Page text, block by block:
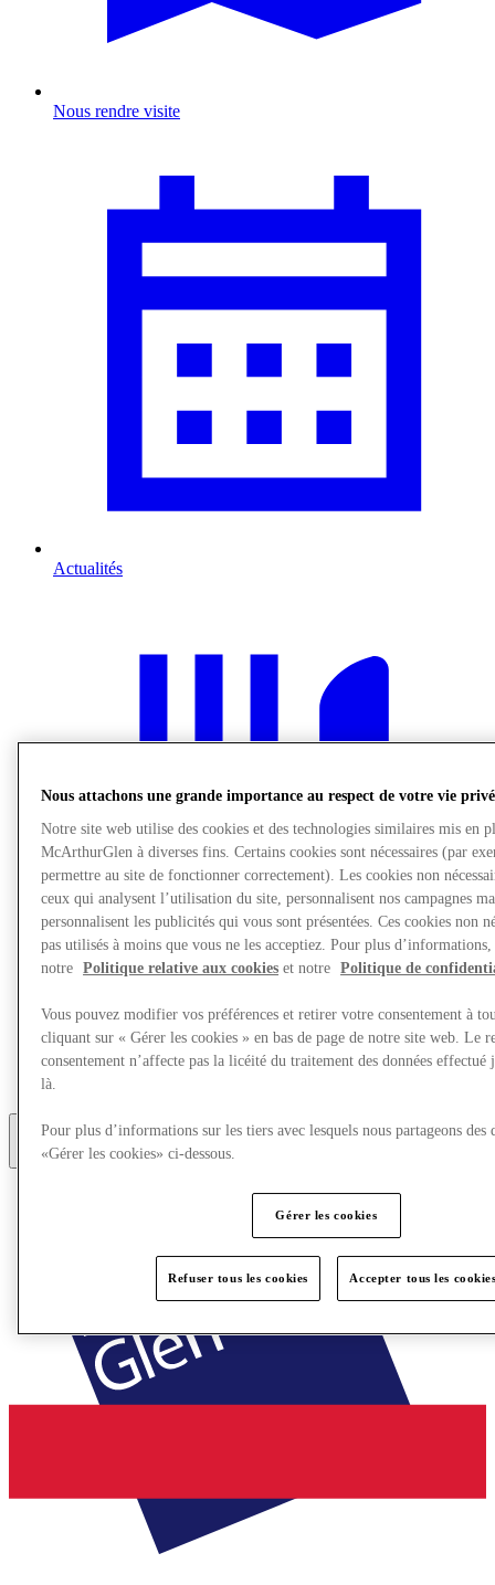
Nous rendre visite
Actualités
Restaurants
Offrez une Carte Cadeau
Services
Offres d'emploi
Plus
Nous attachons une grande importance au respect de votre vie
Notre site web utilise des cookies et des technologies similaires mis en
McArthurGlen à diverses fins. Certains cookies sont nécessaires (par
permettre au site de fonctionner correctement). Les cookies non
ceux qui analysent l’utilisation du site, personnalisent nos campagnes
personnalisent les publicités qui vous sont présentées. Ces cookies non
pas utilisés à moins que vous ne les acceptiez. Pour plus
notre
Politique relative aux cookies et notre Politique de
Vous pouvez modifier vos préférences et retirer votre consentement à
cliquant sur « Gérer les cookies » en bas de page de notre site web. Le
consentement n’affecte pas la licéité du traitement des données effectué
là.
Pour plus d’informations sur les tiers avec lesquels nous partageons des
«Gérer les cookies» ci-dessous.
Gérer les cookies
Refuser tous les cookies Accepter tous les